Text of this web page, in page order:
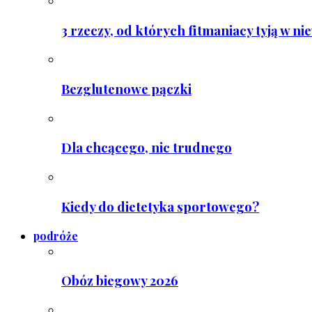
3 rzeczy, od których fitmaniacy tyją w
Bezglutenowe pączki
Dla chcącego, nic trudnego
Kiedy do dietetyka sportowego?
podróże
Obóz biegowy 2026